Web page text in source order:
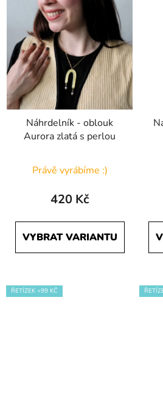
Náhrdelník - oblouk
Aurora zlatá s perlou
Právě vyrábíme :)
420 Kč
VYBRAT VARIANTU
ŘETÍZEK +99 KČ